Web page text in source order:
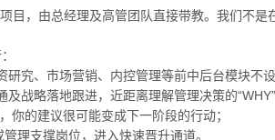
目，由总经理及高管团队直接带教。我们不
究、市场营销、内控管理等前中后台模块不设
战略落地跟进，近距离理解管理决策的“WHY”
你的建议很可能变成下一阶段的行动；
理支撑岗位，进入快速晋升通道。